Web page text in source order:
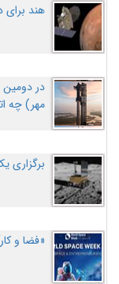
هند
مهر‌) چه
برگزاری
«فضا و